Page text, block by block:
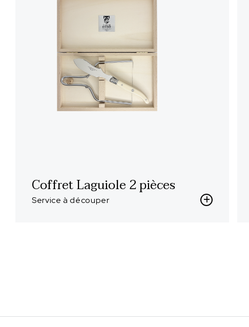
Coffret Laguiole 2 pièces
Service à découper